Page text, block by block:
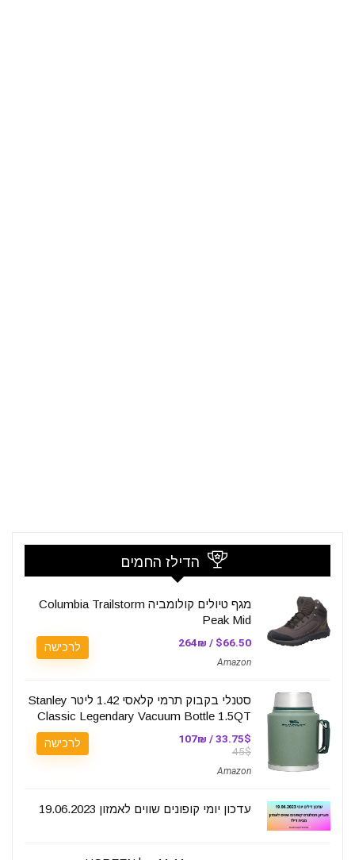
הדילז החמים
מגף טיולים קולומביה Columbia Trailstorm
Peak Mid
$66.50 / 264₪
Amazon
לרכישה
סטנלי בקבוק תרמי קלאסי 1.42 ליטר Stanley
Classic Legendary Vacuum Bottle 1.5QT
33.75$ / 107₪
45$
Amazon
לרכישה
עדכון יומי קופונים שווים לאמזון 19.06.2023